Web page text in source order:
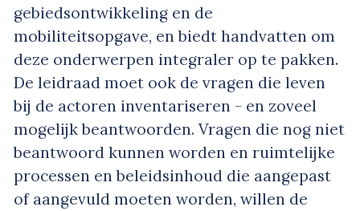
gebiedsontwikkeling en de
mobiliteitsopgave, en biedt handvatten om
deze onderwerpen integraler op te pakken.
De leidraad moet ook de vragen die leven
bij de actoren inventariseren - en zoveel
mogelijk beantwoorden. Vragen die nog niet
beantwoord kunnen worden en ruimtelijke
processen en beleidsinhoud die aangepast
of aangevuld moeten worden, willen de